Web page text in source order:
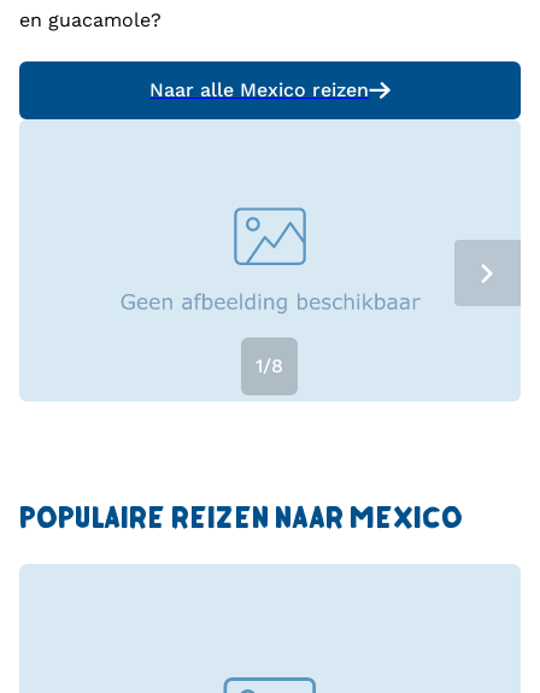
en guacamole?
Naar alle Mexico reizen
1/8
POPULAIRE REIZEN NAAR MEXICO